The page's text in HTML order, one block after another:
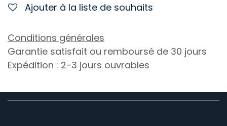
Ajouter à la liste de souhaits
Conditions générales
Garantie satisfait ou remboursé de 30 jours
Expédition : 2-3 jours ouvrables